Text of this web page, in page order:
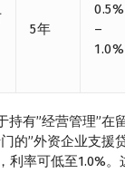
5年
0.5%
–
1.0%
持有”经营管理”在
的”外资企业支援
利率可低至1.0%。